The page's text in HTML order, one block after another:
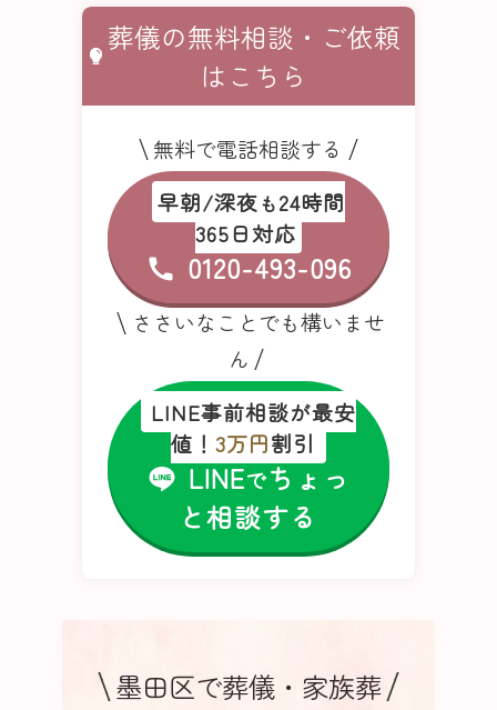
葬儀の無料相談・ご依頼
はこちら
無料で電話相談する
早朝/深夜も24時間
365日対応
0120-493-096
ささいなことでも構いませ
ん
LINE事前相談が最安
値！3万円割引
LINEでちょっ
と相談する
墨田区で葬儀・家族葬